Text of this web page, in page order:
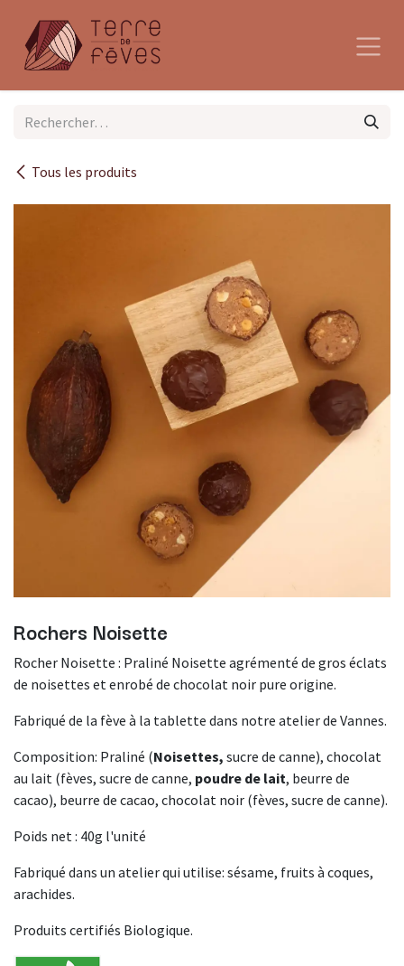
Tous les produits
Rochers Noisette
Rocher Noisette : Praliné Noisette agrémenté de gros éclats
de noisettes et enrobé de chocolat noir pure origine.
Fabriqué de la fève à la tablette dans notre atelier de Vannes.
Composition: Praliné (Noisettes, sucre de canne), chocolat
au lait (fèves, sucre de canne, poudre de lait, beurre de
cacao), beurre de cacao, chocolat noir (fèves, sucre de canne).
Poids net : 40g l'unité
Fabriqué dans un atelier qui utilise: sésame, fruits à coques,
arachides.
Produits certifiés Biologique.